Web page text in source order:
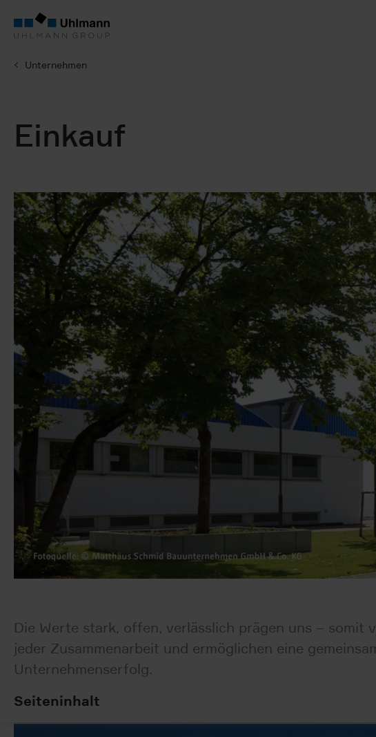
Unternehmen
Einkauf
Die Werte stark, offen, verlässlich prägen uns – somit
jeder Zusammenarbeit und ermöglichen eine
Unternehmenserfolg.
Seiteninhalt